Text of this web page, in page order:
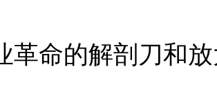
革命的解剖刀和